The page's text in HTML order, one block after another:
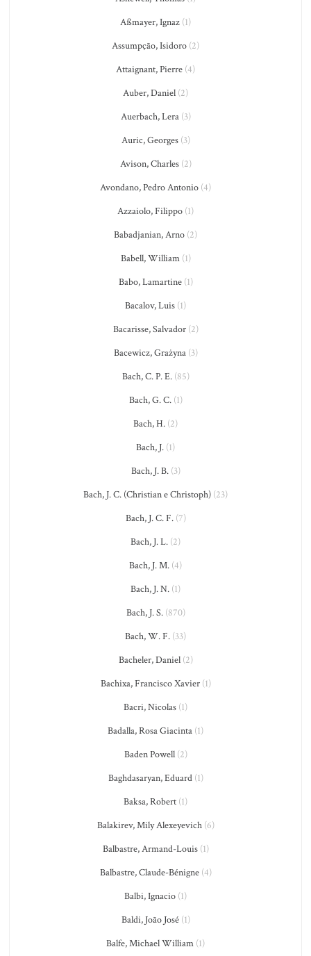
Aßmayer, Ignaz (1)
Assumpção, Isidoro (2)
Attaignant, Pierre (4)
Auber, Daniel (2)
Auerbach, Lera(3)
Auric, Georges(3)
Avison, Charles(2)
Avondano, Pedro Antonio (4)
Azzaiolo, Filippo (1)
Babadjanian, Arno (2)
Babell, William(1)
Babo, Lamartine(1)
Bacalov, Luis (1)
Bacarisse, Salvador(2)
Bacewicz, Grażyna(3)
Bach, C. P. E.(85)
Bach, G. C.(1)
Bach, H. (2)
Bach, J. (1)
Bach, J. B.(3)
Bach, J. C. (Christian e Christoph) (23)
Bach, J. C. F.(7)
Bach, J. L. (2)
Bach, J. M. (4)
Bach, J. N. (1)
Bach, J. S.(870)
Bach, W. F. (33)
Bacheler, Daniel(2)
Bachixa, Francisco Xavier(1)
Bacri, Nicolas (1)
Badalla, Rosa Giacinta (1)
Baden Powell(2)
Baghdasaryan, Eduard(1)
Baksa, Robert (1)
Balakirev, Mily Alexeyevich(6)
Balbastre, Armand-Louis(1)
Balbastre, Claude-Bénigne(4)
Balbi, Ignacio (1)
Baldi, João José(1)
Balfe, Michael William (1)